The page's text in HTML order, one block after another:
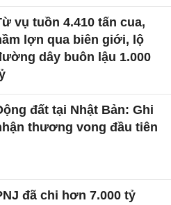
vụ tuồn 4.410 tấn cua,
lợn qua biên giới, lộ
dây buôn lậu 1.000
đất tại Nhật Bản: Ghi
thương vong đầu tiên
đã chi hơn 7.000 tỷ